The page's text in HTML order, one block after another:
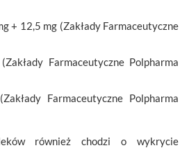
+ 12,5 mg (Zakłady Farmaceutyczne
Farmaceutyczne Polpharma
Farmaceutyczne Polpharma
również chodzi o wykrycie